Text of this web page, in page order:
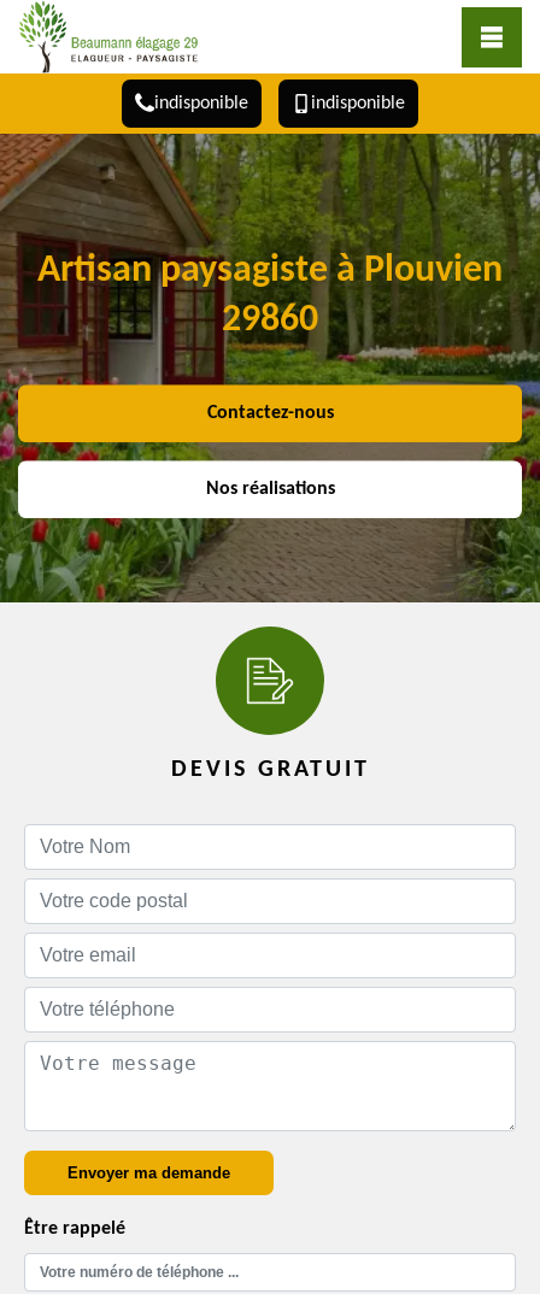
indisponible indisponible
Artisan paysagiste à Plouvien
29860
Contactez-nous
Nos réalisations
DEVIS GRATUIT
Être rappelé